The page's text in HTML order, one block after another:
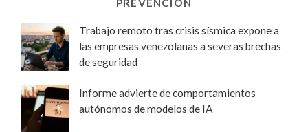
PREVENCIÓN
Trabajo remoto tras crisis sísmica expone a
las empresas venezolanas a severas brechas
de seguridad
Informe advierte de comportamientos
autónomos de modelos de IA